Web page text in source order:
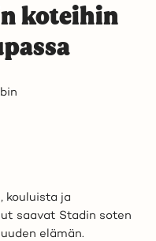
koteihin
kouluista ja
saavat Stadin soten
elämän.